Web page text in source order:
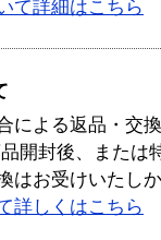
て詳細はこちら
による返品・交
開封後、または
はお受けいたし
詳しくはこちら